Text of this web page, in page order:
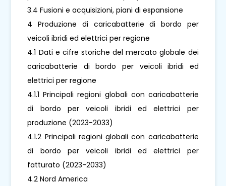
3.4 Fusioni e acquisizioni, piani di espansione
4 Produzione di caricabatterie di bordo per
veicoli ibridi ed elettrici per regione
4.1 Dati e cifre storiche del mercato globale dei
caricabatterie di bordo per veicoli ibridi ed
elettrici per regione
4.1.1 Principali regioni globali con caricabatterie
di bordo per veicoli ibridi ed elettrici per
produzione (2023-2033)
4.1.2 Principali regioni globali con caricabatterie
di bordo per veicoli ibridi ed elettrici per
fatturato (2023-2033)
4.2 Nord America